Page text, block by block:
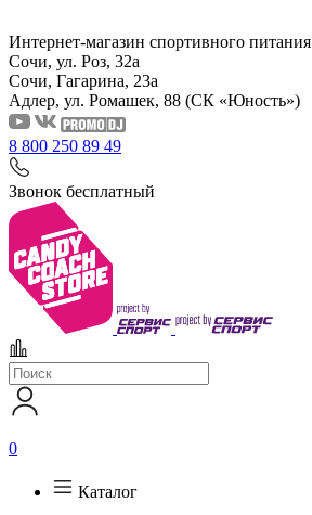
Интернет-магазин спортивного питания
Сочи, ул. Роз, 32а
Сочи, Гагарина, 23а
Адлер, ул. Ромашек, 88 (СК «Юность»)
8 800 250 89 49
Звонок бесплатный
0
Каталог